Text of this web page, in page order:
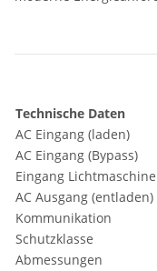
Technische Daten
AC Eingang (laden)
AC Eingang (Bypass)
Eingang Lichtmaschine
AC Ausgang (entladen)
Kommunikation
Schutzklasse
Abmessungen